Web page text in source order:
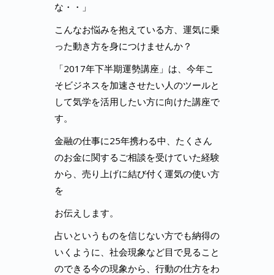
な・・」
こんなお悩みを抱えている方、運気に乗
った動き方を身につけませんか？
「2017年下半期運勢講座」は、今年こ
そビジネスを加速させたい人のツールと
して気学を活用したい方に向けた講座で
す。
金融の仕事に25年携わる中、たくさん
のお金に関するご相談を受けていた経験
から、売り上げに結び付く運気の使い方
を
お伝えします。
占いというものを信じない方でも納得の
いくように、社会現象など目で見ること
のできる今の現象から、行動の仕方をわ